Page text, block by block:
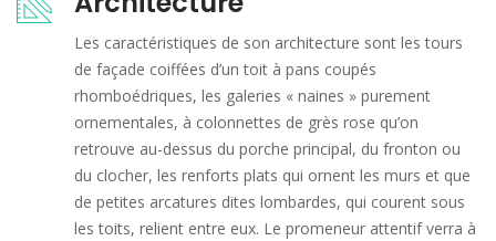
Les caractéristiques de son architecture sont les tours
de façade coiffées d’un toit à pans coupés
rhomboédriques, les galeries « naines » purement
ornementales, à colonnettes de grès rose qu’on
retrouve au-dessus du porche principal, du fronton ou
du clocher, les renforts plats qui ornent les murs et que
de petites arcatures dites lombardes, qui courent sous
les toits, relient entre eux. Le promeneur attentif verra à